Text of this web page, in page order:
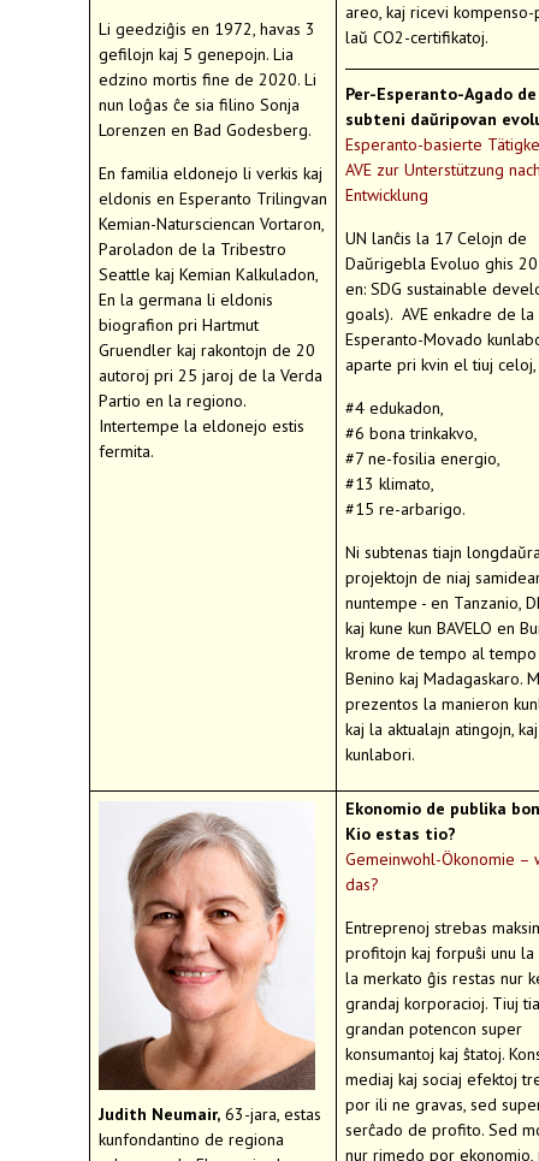
Li geedziĝis en 1972, havas 3
gefilojn kaj 5 genepojn. Lia
edzino mortis fine de 2020. Li
nun loĝas ĉe sia filino Sonja
Lorenzen en Bad Godesberg.
En familia eldonejo li verkis kaj
eldonis en Esperanto Trilingvan
Kemian-Natursciencan Vortaron,
Paroladon de la Tribestro
Seattle kaj Kemian Kalkuladon,
En la germana li eldonis
biografion pri Hartmut
Gruendler kaj rakontojn de 20
autoroj pri 25 jaroj de la Verda
Partio en la regiono.
Intertempe la eldonejo estis
fermita.
areo, kaj ricevi
laŭ CO2-certifikatoj.
Per-Esperanto-Agado de
subteni daŭripovan
Esperanto-basierte
AVE zur Unterstützung
Entwicklung
UN lanĉis la 17 Celojn de
Daŭrigebla Evoluo ghis
en: SDG sustainable
goals). AVE enkadre de la
Esperanto-Movado
aparte pri kvin el tiuj celoj,
#4 edukadon,
#6 bona trinkakvo,
#7 ne-fosilia energio,
#13 klimato,
#15 re-arbarigo.
Ni subtenas tiajn
projektojn de niaj
nuntempe - en Tanzanio,
kaj kune kun BAVELO en
krome de tempo al
Benino kaj Madagaskaro.
prezentos la manieron
kaj la aktualajn atingojn,
kunlabori.
Judith Neumair,63-jara, estas
kunfondantino de regiona
Ekonomio de publika
Kio estas tio?
Gemeinwohl-Ökonomie –
das?
Entreprenoj strebas
profitojn kaj forpuŝi unu la
la merkato ĝis restas nur
grandaj korporacioj. Tiuj
grandan potencon super
konsumantoj kaj ŝtatoj.
mediaj kaj sociaj efektoj
por ili ne gravas, sed
serĉado de profito. Sed
nur rimedo por ekonomio,